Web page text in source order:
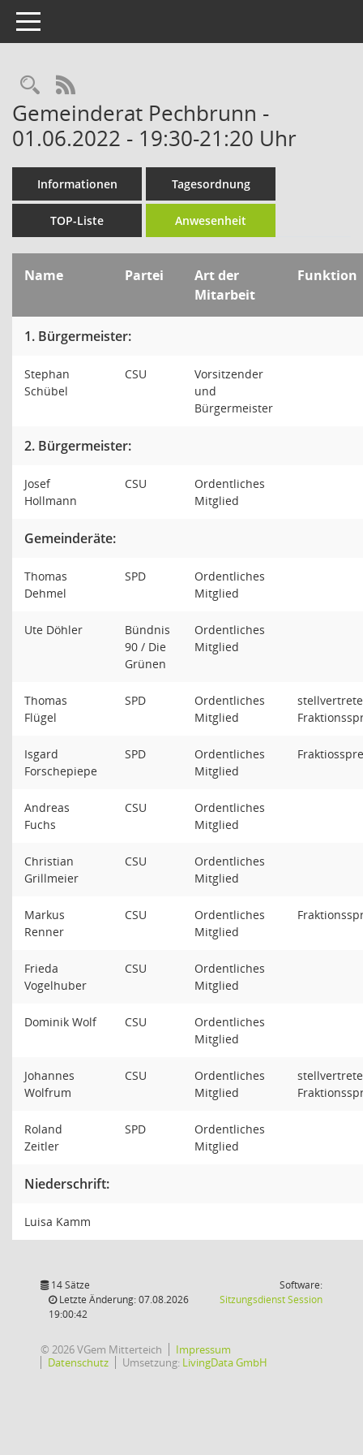
Toggle navigation
RSS-Feed
Gemeinderat Pechbrunn -
01.06.2022 - 19:30-21:20 Uhr
Informationen Tagesordnung
TOP-Liste Anwesenheit
Name Partei
Art der
Mitarbeit
Funktion
1. Bürgermeister:
Stephan
Schübel
CSU
Vorsitzender
und
Bürgermeister
2. Bürgermeister:
Josef
Hollmann
CSU
Ordentliches
Mitglied
Gemeinderäte:
Thomas
Dehmel
SPD
Ordentliches
Mitglied
Ute Döhler
Bündnis
90 / Die
Grünen
Ordentliches
Mitglied
Thomas
Flügel
SPD
Ordentliches
Mitglied
Isgard
Forschepiepe
SPD
Ordentliches
Mitglied
Andreas
Fuchs
CSU
Ordentliches
Mitglied
Christian
Grillmeier
CSU
Ordentliches
Mitglied
Markus
Renner
CSU
Ordentliches
Mitglied
Frieda
Vogelhuber
CSU
Ordentliches
Mitglied
Dominik Wolf CSU
Ordentliches
Mitglied
Johannes
Wolfrum
CSU
Ordentliches
Mitglied
Roland
Zeitler
SPD
Ordentliches
Mitglied
Niederschrift:
Luisa Kamm
14 Sätze
Letzte Änderung: 07.08.2026
19:00:42
Software:
SitzungsdienstSession(Wird in
© 2026 VGem Mitterteich
Impressum
Datenschutz
Umsetzung: LivingData GmbH